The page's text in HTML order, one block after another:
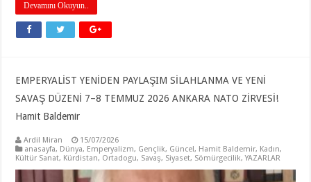
Devamını Okuyun..
EMPERYALİST YENİDEN PAYLAŞIM SİLAHLANMA VE YENİ
SAVAŞ DÜZENİ 7–8 TEMMUZ 2026 ANKARA NATO ZİRVESİ!
Hamit Baldemir
Ardil Miran
15/07/2026
anasayfa, Dünya, Emperyalizm, Gençlik, Güncel, Hamit Baldemir, Kadın,
Kültür Sanat, Kürdistan, Ortadogu, Savaş, Siyaset, Sömürgecilik,YAZARLAR